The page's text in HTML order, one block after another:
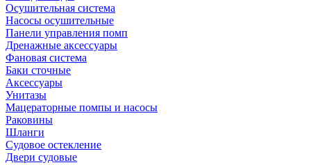
Осушительная система
Насосы осушительные
Панели управления помп
Дренажные аксессуары
Фановая система
Баки сточные
Аксессуары
Унитазы
Мацераторные помпы и насосы
Раковины
Шланги
Судовое остекление
Двери судовые